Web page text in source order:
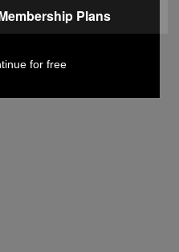
Plans
for free